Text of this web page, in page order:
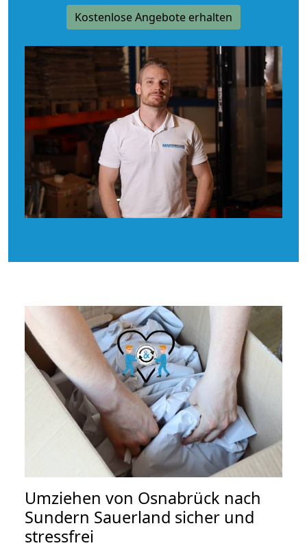
Kostenlose Angebote erhalten
Umziehen von Osnabrück nach
Sundern Sauerland sicher und
stressfrei